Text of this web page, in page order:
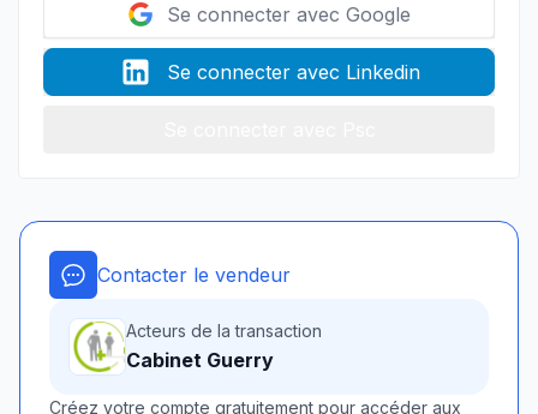
Se connecter avec Google
Se connecter avec Linkedin
Contacter le vendeur
Acteurs de la transaction
Cabinet Guerry
Créez votre compte gratuitement pour accéder aux